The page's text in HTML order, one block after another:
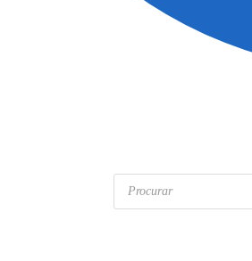
Pesquisar
produtos